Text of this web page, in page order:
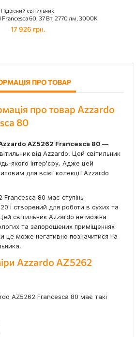
Підвісний світильник
Francesca 60, 37 Вт, 2770 лм, 3000K
17 926 грн.
ПРО ТОВАР
про товар Azzardo
80
AZ5262 Francesca 80 —
від Azzardo. Цей світильник
якого інтер'єру. Адже цей
для всієї колекції Azzardo
Francesca 80 має ступінь
і створений для роботи в сухих та
світильник Azzardo не можна
та запорошених приміщеннях
це може негативно позначитися на
Azzardo AZ5262
AZ5262 Francesca 80 має такі